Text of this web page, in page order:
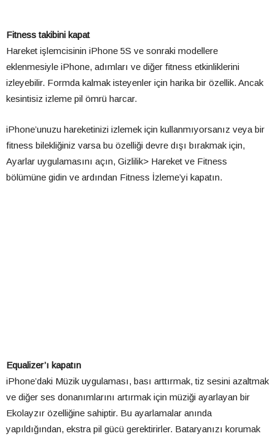
Fitness takibini kapat
Hareket işlemcisinin iPhone 5S ve sonraki modellere
eklenmesiyle iPhone, adımları ve diğer fitness etkinliklerini
izleyebilir. Formda kalmak isteyenler için harika bir özellik. Ancak
kesintisiz izleme pil ömrü harcar.
iPhone’unuzu hareketinizi izlemek için kullanmıyorsanız veya bir
fitness bilekliğiniz varsa bu özelliği devre dışı bırakmak için,
Ayarlar uygulamasını açın, Gizlilik> Hareket ve Fitness
bölümüne gidin ve ardından Fitness İzleme’yi kapatın.
Equalizer’ı kapatın
iPhone’daki Müzik uygulaması, bası arttırmak, tiz sesini azaltmak
ve diğer ses donanımlarını artırmak için müziği ayarlayan bir
Ekolayzır özelliğine sahiptir. Bu ayarlamalar anında
yapıldığından, ekstra pil gücü gerektirirler. Bataryanızı korumak